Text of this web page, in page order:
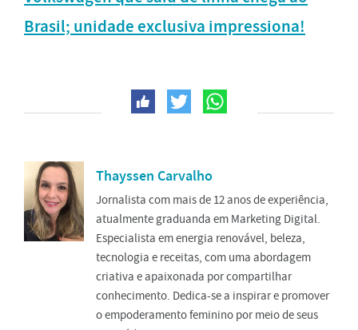
Brasil; unidade exclusiva impressiona!
Thayssen Carvalho
Jornalista com mais de 12 anos de experiência,
atualmente graduanda em Marketing Digital.
Especialista em energia renovável, beleza,
tecnologia e receitas, com uma abordagem
criativa e apaixonada por compartilhar
conhecimento. Dedica-se a inspirar e promover
o empoderamento feminino por meio de seus